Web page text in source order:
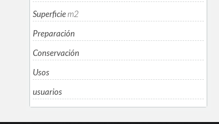
Superficiem2
Preparación
Conservación
Usos
usuarios